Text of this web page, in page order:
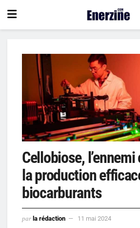
Cellobiose, l’ennemi
la production
biocarburants
par la rédaction 11 mai 2024